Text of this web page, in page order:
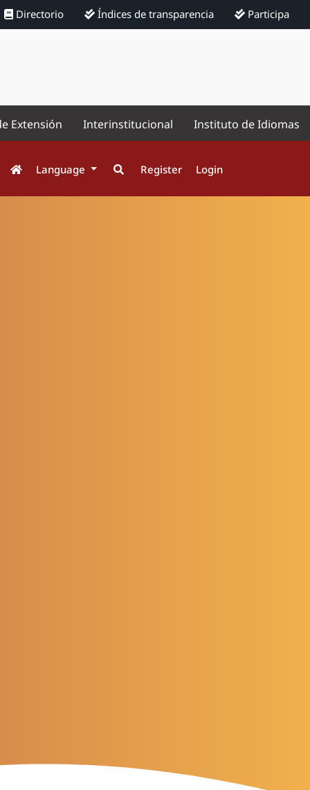
Directorio Índices de transparencia Participa
Extensión Interinstitucional Instituto de Idiomas
Language Register Login